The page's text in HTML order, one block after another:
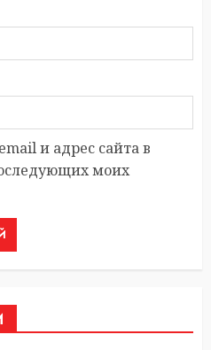
и адрес сайта в
моих